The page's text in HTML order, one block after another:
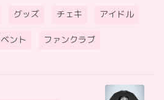
グッズ チェキ アイドル
ント ファンクラブ